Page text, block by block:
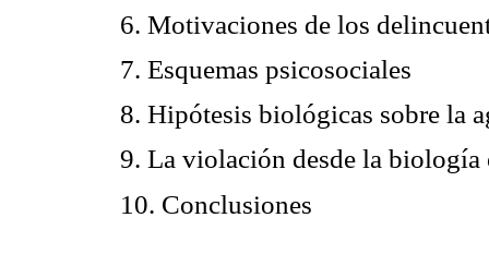
6. Motivaciones de los
7. Esquemas psicosociales
8. Hipótesis biológicas sobre la
9. La violación desde la
10. Conclusiones